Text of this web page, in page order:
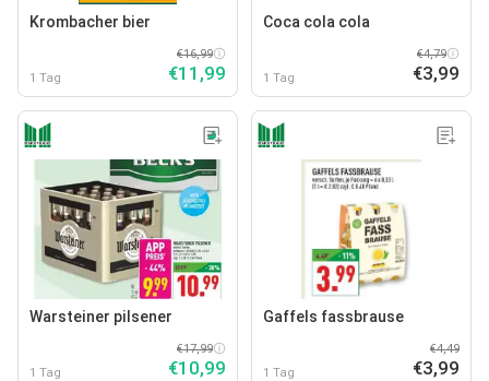
Krombacher bier
1 Tag
€16,99
€11,99
Coca cola cola
1 Tag
€4,79
€3,99
Warsteiner pilsener
1 Tag
€17,99
€10,99
Gaffels fassbrause
1 Tag
€4,49
€3,99